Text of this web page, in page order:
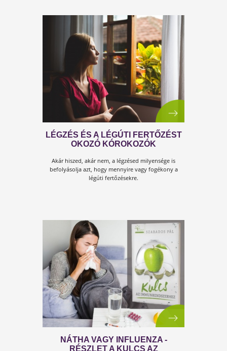
HA MINDIG CSAK A JELENNEL
FOGLALKOZOL, A JÖVŐ EGÉSZEN
leszünk foglalva a...